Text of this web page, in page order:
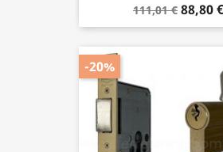
111,01 € 88,80 €
-20%